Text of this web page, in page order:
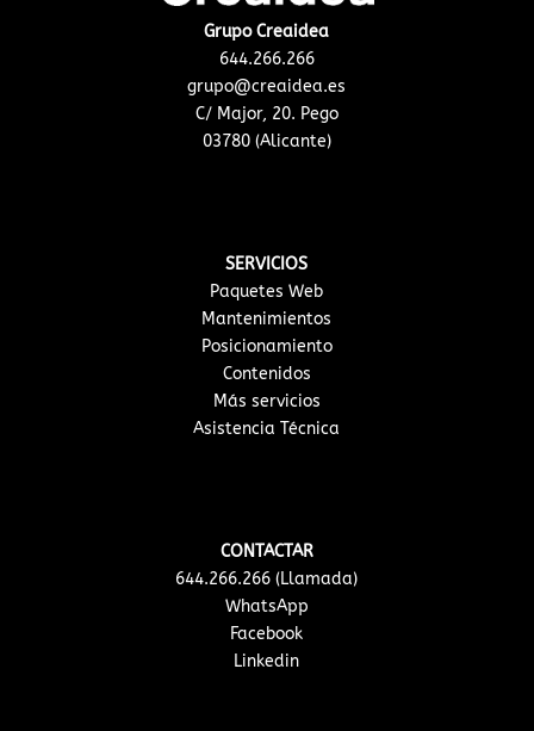
Grupo Creaidea
644.266.266
grupo@creaidea.es
C/ Major, 20. Pego
03780 (Alicante)
SERVICIOS
Paquetes Web
Mantenimientos
Posicionamiento
Contenidos
Más servicios
Asistencia Técnica
CONTACTAR
644.266.266 (Llamada)
WhatsApp
Facebook
Linkedin